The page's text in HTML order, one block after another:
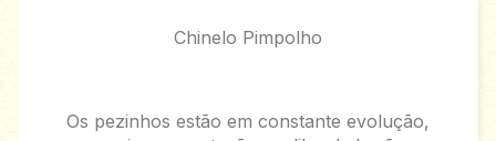
Chinelo Pimpolho
Os pezinhos estão em constante evolução,